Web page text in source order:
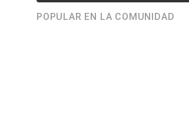
POPULAR EN LA COMUNIDAD